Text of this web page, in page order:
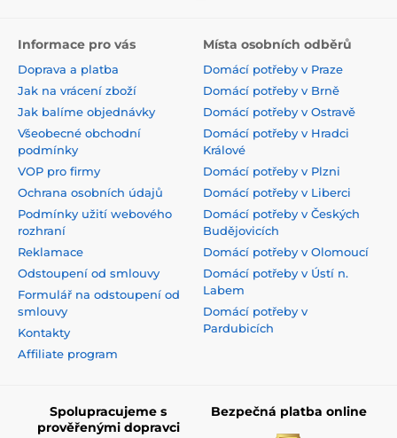
Informace pro vás
Doprava a platba
Jak na vrácení zboží
Jak balíme objednávky
Všeobecné obchodní
podmínky
VOP pro firmy
Ochrana osobních údajů
Podmínky užití webového
rozhraní
Reklamace
Odstoupení od smlouvy
Formulář na odstoupení od
smlouvy
Kontakty
Affiliate program
Místa osobních odběrů
Domácí potřeby v Praze
Domácí potřeby v Brně
Domácí potřeby v Ostravě
Domácí potřeby v Hradci
Králové
Domácí potřeby v Plzni
Domácí potřeby v Liberci
Domácí potřeby v Českých
Budějovicích
Domácí potřeby v Olomoucí
Domácí potřeby v Ústí n.
Labem
Domácí potřeby v
Pardubicích
Spolupracujeme s
prověřenými dopravci
Bezpečná platba online